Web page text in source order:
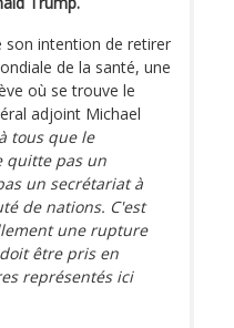
son intention de retirer
de la santé, une
où se trouve le
adjoint Michael
tous que le
quitte pas un
un secrétariat à
de nations. C'est
une rupture
être pris en
représentés ici